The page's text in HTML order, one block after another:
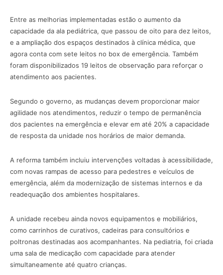
Entre as melhorias implementadas estão o aumento da
capacidade da ala pediátrica, que passou de oito para dez leitos,
e a ampliação dos espaços destinados à clínica médica, que
agora conta com sete leitos no box de emergência. Também
foram disponibilizados 19 leitos de observação para reforçar o
atendimento aos pacientes.
Segundo o governo, as mudanças devem proporcionar maior
agilidade nos atendimentos, reduzir o tempo de permanência
dos pacientes na emergência e elevar em até 20% a capacidade
de resposta da unidade nos horários de maior demanda.
A reforma também incluiu intervenções voltadas à acessibilidade,
com novas rampas de acesso para pedestres e veículos de
emergência, além da modernização de sistemas internos e da
readequação dos ambientes hospitalares.
A unidade recebeu ainda novos equipamentos e mobiliários,
como carrinhos de curativos, cadeiras para consultórios e
poltronas destinadas aos acompanhantes. Na pediatria, foi criada
uma sala de medicação com capacidade para atender
simultaneamente até quatro crianças.